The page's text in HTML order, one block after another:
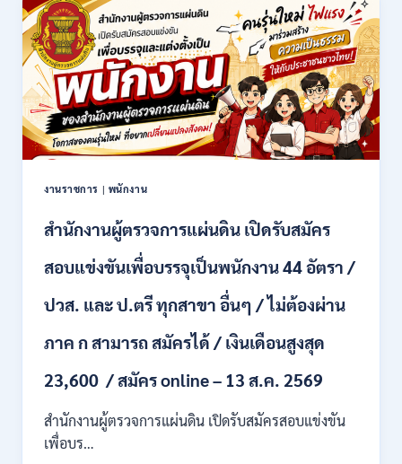
17
–
21
สิงหาคม
2569
เชียงใหม่
เปิด
รับ
สมัคร
คัด
เลือก
บุคคล
เพื่อ
เป็น
ชั่วคราว
หลาย
อัตรา
/
ป.ตรี
หลาย
+
เงิน
สูงสุด
งานราชการ | พนักงาน
สำนักงานผู้ตรวจการแผ่นดิน เปิดรับสมัคร
สอบแข่งขันเพื่อบรรจุเป็นพนักงาน 44 อัตรา /
ปวส. และ ป.ตรี ทุกสาขา อื่นๆ / ไม่ต้องผ่าน
ภาค ก สามารถ สมัครได้ / เงินเดือนสูงสุด
23,600 / สมัคร online – 13 ส.ค. 2569
สำนักงานผู้ตรวจการแผ่นดิน เปิดรับสมัครสอบแข่งขัน
เพื่อบร…